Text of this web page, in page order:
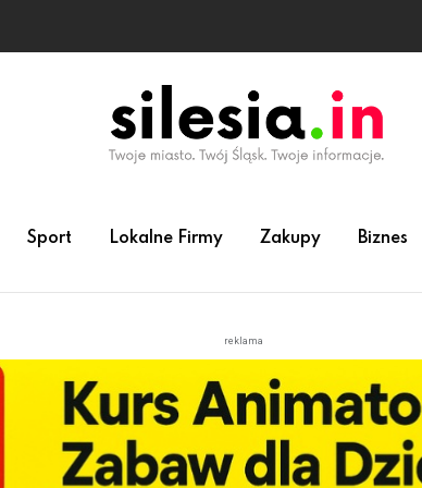
Sport Lokalne Firmy Zakupy Biznes
reklama